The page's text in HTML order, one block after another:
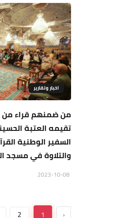
اخبار وتقارير
من ضمنهم قراء من
تقيمه العتبة
السفير الوطنية
والتلاوة في مسجد
‹
1
2